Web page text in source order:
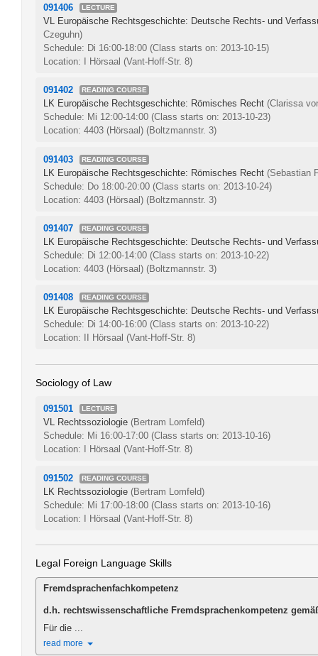
091406 LECTURE
VL Europäische Rechtsgeschichte: Deutsche Rechts- und
Czeguhn)
Schedule: Di 16:00-18:00 (Class starts on: 2013-10-15)
Location: I Hörsaal (Vant-Hoff-Str. 8)
091402 READING COURSE
LK Europäische Rechtsgeschichte: Römisches Recht (Clarissa
Schedule: Mi 12:00-14:00 (Class starts on: 2013-10-23)
Location: 4403 (Hörsaal) (Boltzmannstr. 3)
091403 READING COURSE
LK Europäische Rechtsgeschichte: Römisches Recht (Sebastian
Schedule: Do 18:00-20:00 (Class starts on: 2013-10-24)
Location: 4403 (Hörsaal) (Boltzmannstr. 3)
091407 READING COURSE
LK Europäische Rechtsgeschichte: Deutsche Rechts- und
Schedule: Di 12:00-14:00 (Class starts on: 2013-10-22)
Location: 4403 (Hörsaal) (Boltzmannstr. 3)
091408 READING COURSE
LK Europäische Rechtsgeschichte: Deutsche Rechts- und
Schedule: Di 14:00-16:00 (Class starts on: 2013-10-22)
Location: II Hörsaal (Vant-Hoff-Str. 8)
Sociology of Law
091501 LECTURE
VL Rechtssoziologie (Bertram Lomfeld)
Schedule: Mi 16:00-17:00 (Class starts on: 2013-10-16)
Location: I Hörsaal (Vant-Hoff-Str. 8)
091502 READING COURSE
LK Rechtssoziologie (Bertram Lomfeld)
Schedule: Mi 17:00-18:00 (Class starts on: 2013-10-16)
Location: I Hörsaal (Vant-Hoff-Str. 8)
Legal Foreign Language Skills
Fremdsprachenfachkompetenz
d.h. rechtswissenschaftliche Fremdsprachenkompetenz
Für die ...
read more